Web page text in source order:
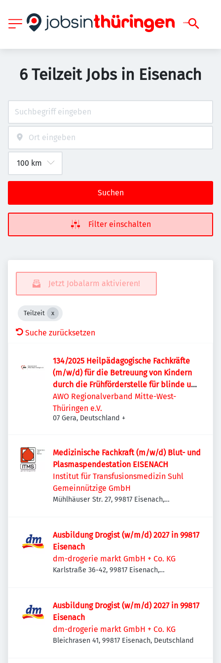
6 Teilzeit Jobs in Eisenach
Suchen
Filter einschalten
Jetzt Jobalarm aktivieren!
Teilzeit
Suche zurücksetzen
134/2025 Heilpädagogische Fachkräfte
(m/w/d) für die Betreuung von Kindern
durch die Frühförderstelle für blinde und
sehgschädigte Kinder
AWO Regionalverband Mitte-West-
Thüringen e.V.
07 Gera, Deutschland +
Medizinische Fachkraft (m/w/d) Blut- und
Plasmaspendestation EISENACH
Institut für Transfusionsmedizin Suhl
Gemeinnützige GmbH
Mühlhäuser Str. 27, 99817 Eisenach,
Ausbildung Drogist (w/m/d) 2027 in 99817
Eisenach
dm-drogerie markt GmbH + Co. KG
Karlstraße 36-42, 99817 Eisenach,
Ausbildung Drogist (w/m/d) 2027 in 99817
Eisenach
dm-drogerie markt GmbH + Co. KG
Bleichrasen 41, 99817 Eisenach, Deutschland